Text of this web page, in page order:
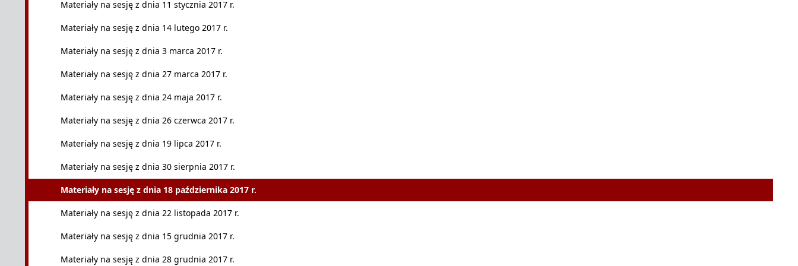
Materiały na sesję z dnia 11 stycznia 2017 r.
Materiały na sesję z dnia 14 lutego 2017 r.
Materiały na sesję z dnia 3 marca 2017 r.
Materiały na sesję z dnia 27 marca 2017 r.
Materiały na sesję z dnia 24 maja 2017 r.
Materiały na sesję z dnia 26 czerwca 2017 r.
Materiały na sesję z dnia 19 lipca 2017 r.
Materiały na sesję z dnia 30 sierpnia 2017 r.
Materiały na sesję z dnia 18 października 2017 r.
Materiały na sesję z dnia 22 listopada 2017 r.
Materiały na sesję z dnia 15 grudnia 2017 r.
Materiały na sesję z dnia 28 grudnia 2017 r.